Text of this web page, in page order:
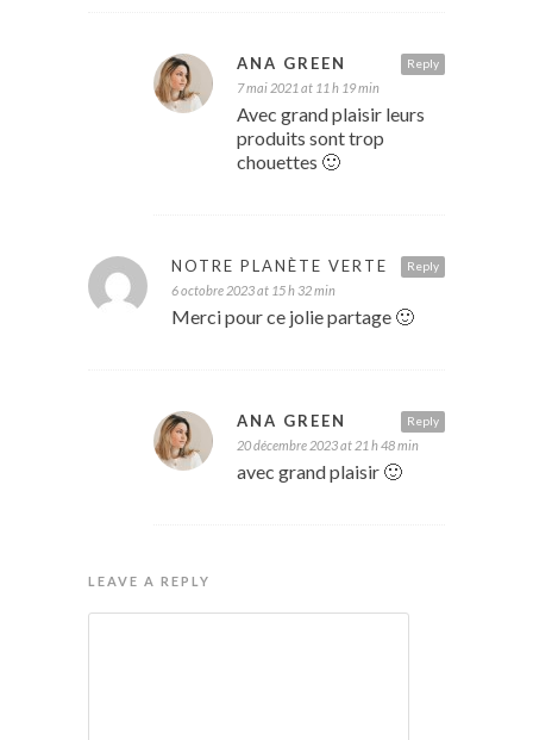
Reply
ANA GREEN
7 mai 2021 at 11 h 19 min
Avec grand plaisir leurs
produits sont trop
chouettes 🙂
Reply
NOTRE PLANÈTE VERTE
6 octobre 2023 at 15 h 32 min
Merci pour ce jolie partage 🙂
Reply
ANA GREEN
20 décembre 2023 at 21 h 48 min
avec grand plaisir 🙂
LEAVE A REPLY